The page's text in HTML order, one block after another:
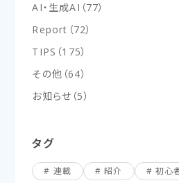
AI・生成AI （77）
Report （72）
TIPS （175）
その他 （64）
お知らせ （5）
タグ
連載 紹介 初心